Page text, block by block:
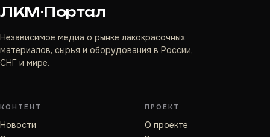
ЛКМ·Портал
Независимое медиа о рынке лакокрасочных
материалов, сырья и оборудования в России,
СНГ и мире.
КОНТЕНТ
Новости
ПРОЕКТ
О проекте